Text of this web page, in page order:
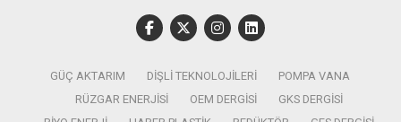
GÜÇ AKTARIM DIŞLI TEKNOLOJILERI
POMPA VANA
RÜZGAR ENERJISI
OEM DERGISI
GKS DERGISI